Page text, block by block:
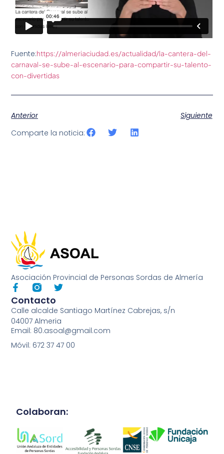
Fuente:https://almeriaciudad.es/actualidad/la-cantera-del-
carnaval-se-sube-al-escenario-para-compartir-su-talento-
con-divertidas
Anterior
Siguiente
Comparte la noticia:
Asociación Provincial de Personas Sordas de Almería
Contacto
Calle alcalde Santiago Martínez Cabrejas, s/n
04007 Almeria
Email: 80.asoal@gmail.com
Móvil: 672 37 47 00
Colaboran: